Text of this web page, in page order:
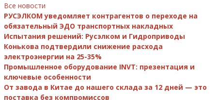
Все новости
РУСЭЛКОМ уведомляет контрагентов о переходе на
обязательный ЭДО транспортных накладных
Испытания решений: Русэлком и Гидроприводы
Конькова подтвердили снижение расхода
электроэнергии на 25-35%
Промышленное оборудование INVT: презентация и
ключевые особенности
От завода в Китае до нашего склада за 12 дней — это
поставка без компромиссов